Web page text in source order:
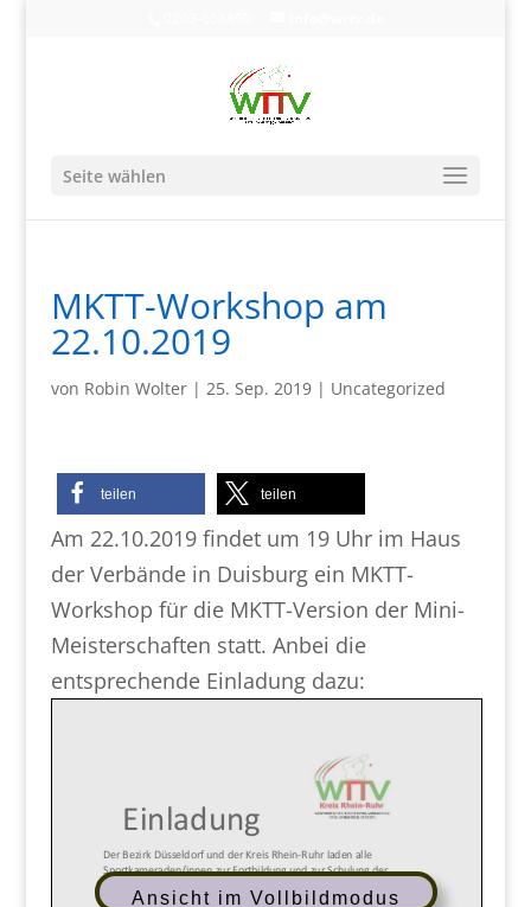
Seite wählen
MKTT-Workshop am
22.10.2019
von Robin Wolter| 25. Sep. 2019| Uncategorized
teilen teilen
Am 22.10.2019 findet um 19 Uhr im Haus
der Verbände in Duisburg ein MKTT-
Workshop für die MKTT-Version der Mini-
Meisterschaften statt. Anbei die
entsprechende Einladung dazu:
Ansicht im Vollbildmodus